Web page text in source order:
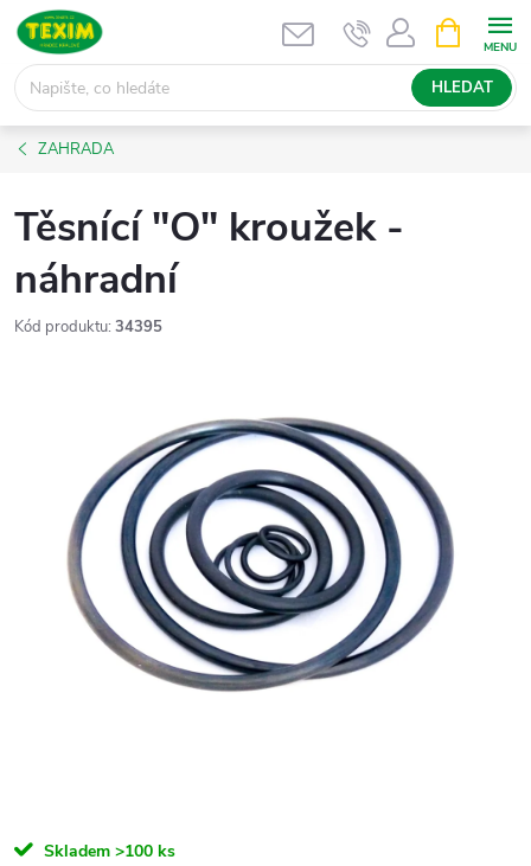
Přejít
obsah
HLEDAT
NÁKUPNÍ
KOŠÍK
ZAHRADA
Těsnící "O" kroužek -
náhradní
Kód produktu: 34395
Skladem >100 ks